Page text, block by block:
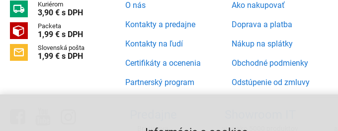
 Kuriérom
3,90 € s DPH
 Packeta
1,99 € s DPH
 Slovenská pošta
1,99 € s DPH
O nás
Kontakty a predajne
Kontakty na ľudí
Certifikáty a ocenenia
Partnerský program
Ako nakupovať
Doprava a platba
Nákup na splátky
Obchodné podmienky
Odstúpenie od zmluvy
Bratislava, viac ako 5000 produktov